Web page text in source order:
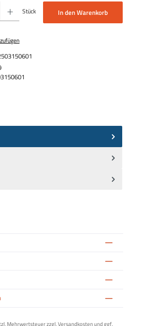
Wert ein oder benutze die Schaltflächen um
Stück In den Warenkorb
Mehrwertsteuer zzgl.Versandkostenund ggf.